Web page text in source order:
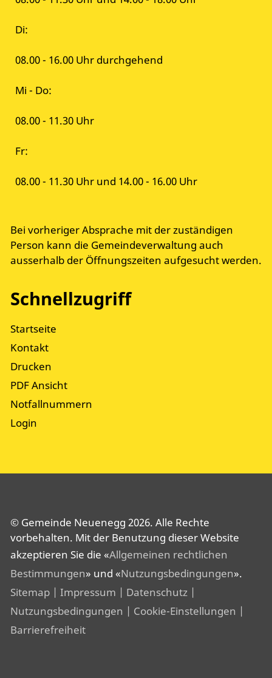
Di:
08.00 - 16.00 Uhr durchgehend
Mi - Do:
08.00 - 11.30 Uhr
Fr:
08.00 - 11.30 Uhr und 14.00 - 16.00 Uhr
Bei vorheriger Absprache mit der zuständigen
Person kann die Gemeindeverwaltung auch
ausserhalb der Öffnungszeiten aufgesucht werden.
Schnellzugriff
Startseite
Kontakt
Drucken
PDF Ansicht
Notfallnummern
Login
© Gemeinde Neuenegg 2026. Alle Rechte
vorbehalten. Mit der Benutzung dieser Website
akzeptieren Sie die «Allgemeinen rechtlichen
Bestimmungen» und «Nutzungsbedingungen».
Sitemap | Impressum | Datenschutz |
Nutzungsbedingungen | Cookie-Einstellungen |
Barrierefreiheit